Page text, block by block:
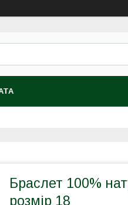
Браслет 100%
розмір 18